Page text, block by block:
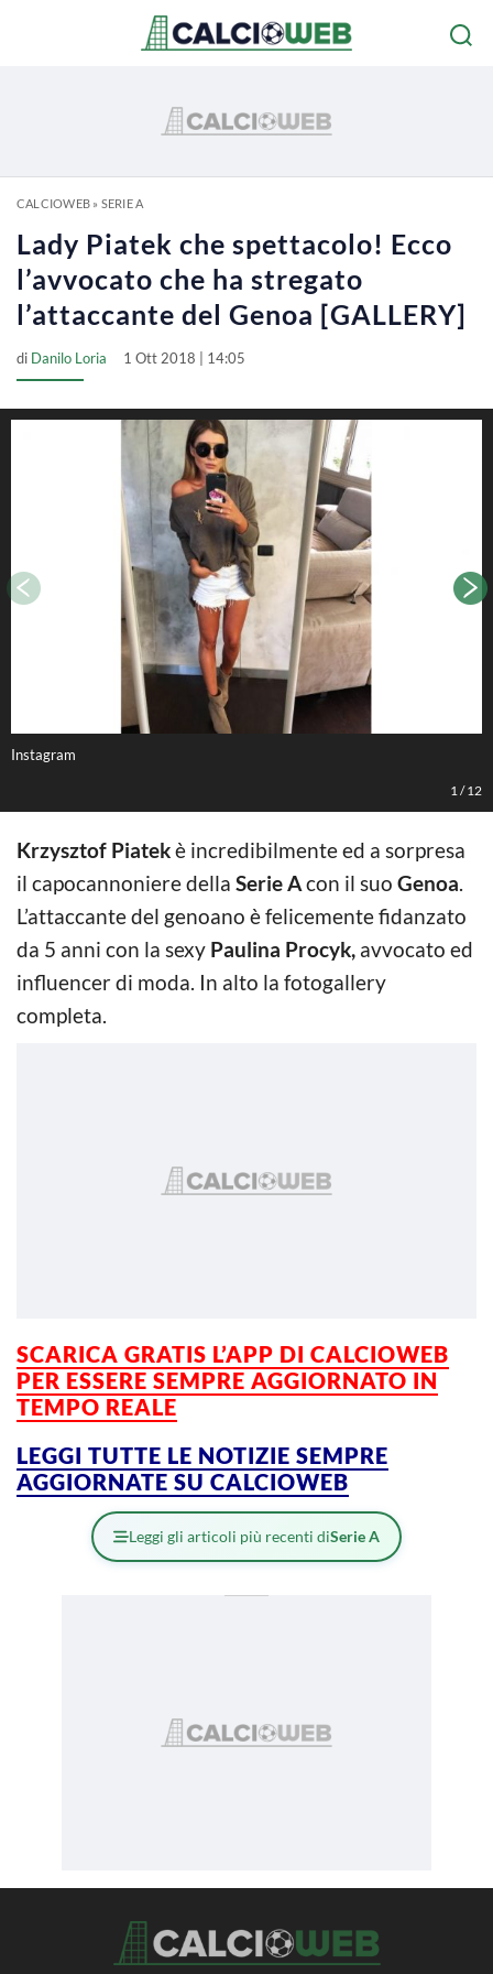
CALCIOWEB» SERIE A
Lady Piatek che spettacolo! Ecco
l’avvocato che ha stregato
l’attaccante del Genoa [GALLERY]
di Danilo Loria 1 Ott 2018 | 14:05
Instagram
1 /12
Krzysztof Piatekè incredibilmente ed a sorpresa
il capocannoniere della Serie Acon il suo Genoa.
L’attaccante del genoano è felicemente fidanzato
da 5 anni con la sexy Paulina Procyk, avvocato ed
influencer di moda. In alto la fotogallery
completa.
SCARICA GRATIS L’APP DI CALCIOWEB
PER ESSERE SEMPRE AGGIORNATO IN
TEMPO REALE
LEGGI TUTTE LE NOTIZIE SEMPRE
AGGIORNATE SU CALCIOWEB
Leggi gli articoli più recenti diSerie A